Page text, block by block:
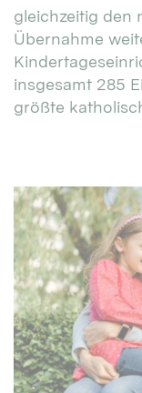
gleichzeitig den
Übernahme
insgesamt 285
größte